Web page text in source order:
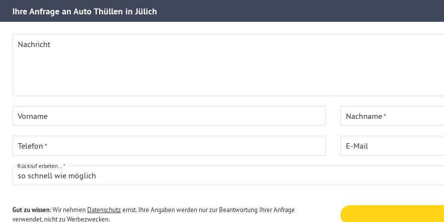
IhreAnfrage an Auto Thüllen in Jülich
Nachricht
Vorname Nachname
Telefon E-Mail
so schnell wie möglich
Rückruf erbeten...
Gut zu wissen:Wir nehmen Datenschutzernst. Ihre Angaben werden nur zur Beantwortung Ihrer Anfrage
verwendet, nicht zu Werbezwecken.